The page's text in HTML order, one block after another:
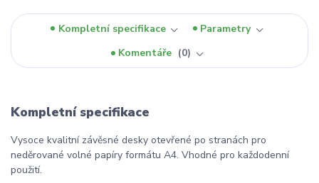
Kompletní specifikace
Parametry
Komentáře
0
Kompletní specifikace
Vysoce kvalitní závěsné desky otevřené po stranách pro
neděrované volné papíry formátu A4. Vhodné pro každodenní
použití.